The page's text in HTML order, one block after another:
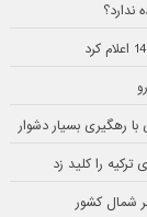
ندارد؟
شمال کشور